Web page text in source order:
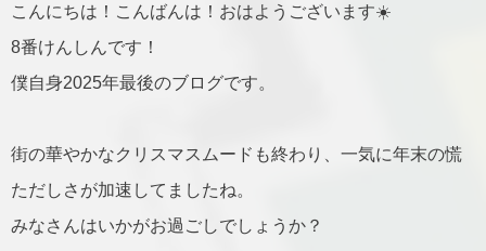
こんにちは！こんばんは！おはようございます☀️
8番けんしんです！
僕自身2025年最後のブログです。
街の華やかなクリスマスムードも終わり、一気に年末の慌
ただしさが加速してましたね。
みなさんはいかがお過ごしでしょうか？